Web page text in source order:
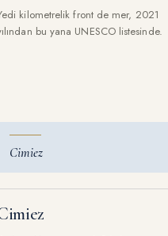
kilometrelik front de mer, 2021
bu yana UNESCO listesinde.
Cimiez